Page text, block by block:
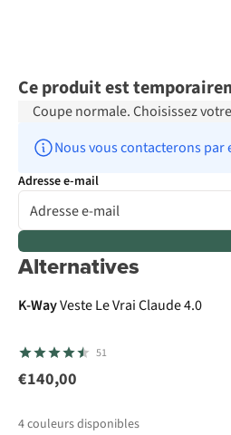
Ce produit est
Coupe normale. Choisissez
Nous vous contacterons
Adresse e-mail
Alternatives
K-WayVeste Le Vrai Claude 4.0
51
€140,00
4couleurs disponibles